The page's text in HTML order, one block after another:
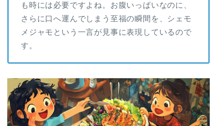
も時には必要ですよね。お腹いっぱいなのに、
さらに口へ運んでしまう至福の瞬間を、シェモ
メジャモという一言が見事に表現しているので
す。